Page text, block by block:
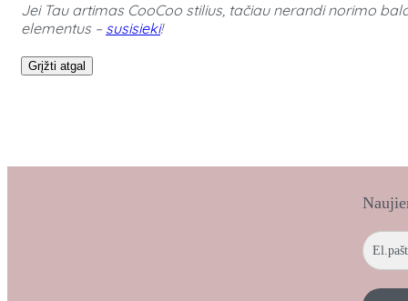
Jei Tau artimas CooCoo stilius, tačiau nerandi norimo
elementus – susisieki!
Grįžti atgal